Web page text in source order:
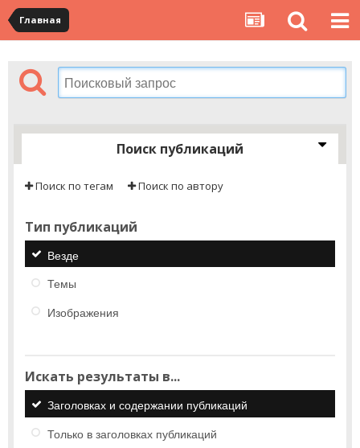
Главная
Поиск публикаций
Поиск по тегам Поиск по автору
Тип публикаций
Везде
Темы
Изображения
Искать результаты в...
Заголовках и содержании публикаций
Только в заголовках публикаций